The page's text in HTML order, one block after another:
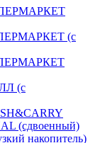
(с
(с
(сдвоенный)
накопитель)